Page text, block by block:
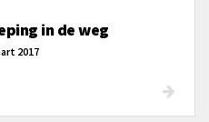
in de weg
2017